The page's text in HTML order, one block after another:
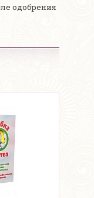
одобрения